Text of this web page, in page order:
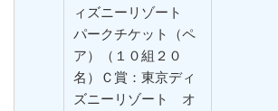
ィズニーリゾート
パークチケット（ペ
ア）（１０組２０
名）Ｃ賞：東京ディ
ズニーリゾート オ